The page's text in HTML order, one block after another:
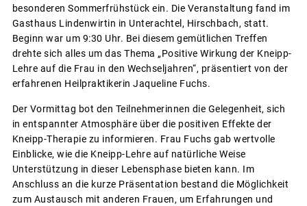
besonderen Sommerfrühstück ein. Die Veranstaltung fand im
Gasthaus Lindenwirtin in Unterachtel, Hirschbach, statt.
Beginn war um 9:30 Uhr. Bei diesem gemütlichen Treffen
drehte sich alles um das Thema „Positive Wirkung der Kneipp-
Lehre auf die Frau in den Wechseljahren“, präsentiert von der
erfahrenen Heilpraktikerin Jaqueline Fuchs.
Der Vormittag bot den Teilnehmerinnen die Gelegenheit, sich
in entspannter Atmosphäre über die positiven Effekte der
Kneipp-Therapie zu informieren. Frau Fuchs gab wertvolle
Einblicke, wie die Kneipp-Lehre auf natürliche Weise
Unterstützung in dieser Lebensphase bieten kann. Im
Anschluss an die kurze Präsentation bestand die Möglichkeit
zum Austausch mit anderen Frauen, um Erfahrungen und